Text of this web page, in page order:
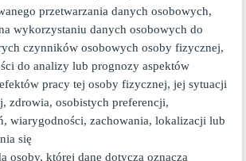
przetwarzania danych osobowych,
wykorzystaniu danych osobowych do
czynników osobowych osoby fizycznej,
do analizy lub prognozy aspektów
pracy tej osoby fizycznej, jej sytuacji
zdrowia, osobistych preferencji,
wiarygodności, zachowania, lokalizacji lub
się
osoby, której dane dotyczą oznacza